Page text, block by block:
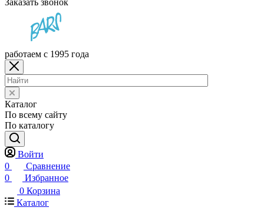
Заказать звонок
работаем с 1995 года
Каталог
По всему сайту
По каталогу
Войти
0
Сравнение
0
Избранное
0 Корзина
Каталог